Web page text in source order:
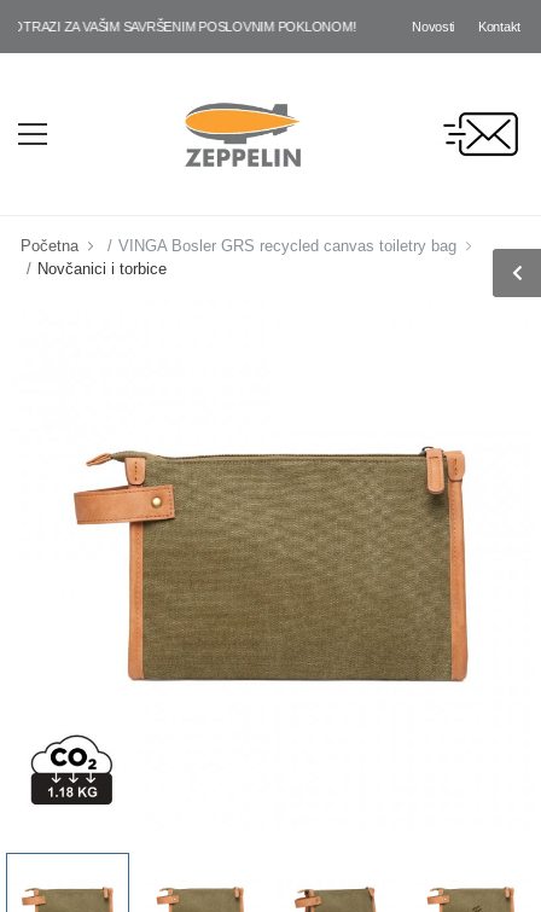
ZA VAŠIM SAVRŠENIM POSLOVNIM POKLONOM! Novosti Kontakt
Početna
VINGA Bosler GRS recycled canvas toiletry bag
Novčanici i torbice